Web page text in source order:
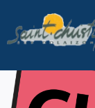
contenu